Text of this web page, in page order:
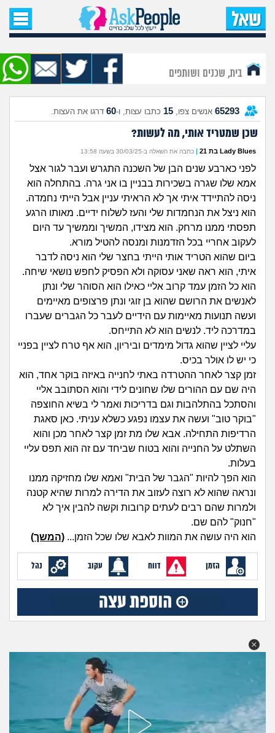
עמוד הבית
שאל שאלה
שאלות חדשות
שאלות שעוררו עניין
עצות חדשות
מה קורה כאן?
מתחם הטיפים
מדורים
זוגיות
היריון ולידה
הורות ומשפחה
מתבגרים
מהבקו"ם... ועד מתי?!
לימודים וסטודנטים
חברים ואנשים
מה שעובר עליי
שומרים על הגוף
פיננסי וכלכלה
בין הסדינים
חיות מחמד
יוקר המחיה
חיפוש שאלות
הרשמה | התחברות
בית, שכנים ושותפים
65293 אנשים צפו, 15 כתבו עצות, ו-60 דרגו את העצות.
שכן שמטריד אותי, מה לעשות?
Lady Blues בת 21 | כתבה את השאלה ב-30/03/25 בשעה 13:58
לפני כארבע שנים הבן של השכנה התגרש ועבר לגור אצל
אמא שלו שגרה בשכירות בבניין בו אני גרה. בהתחלה הוא
ניסה להתיידד איתי אך לא הראיתי עניין אבל הייתי נחמדה.
הוא ניצל את הנחמדות שלי והעז לשלוח ידיים. מאותו הרגע
תפסתי ממנו מרחק. הוא מצידו, המשיך וממשיך עד היום
לעקוב אחריי בכל הזדמנות ומנסה להטיל מורא.
ביום שהוא הטריד אותי הייתי בחצר שלי הוא ניסה לדבר
איתי, הוא ראה שאני עסוקה ולא הפסיק לחפש נושאי שיחה.
הוא כל הזמן עמד קרוב אליי כאילו הוא הסוהר שלי ונתן
לאנשים את הרושם שהוא בן זוגי ונתן פרצופים מאיימים
ועשה תנועות מאיימות עם הידיים לעבר כל הגברים שעברו
במדרכה ליד. לנשים הוא לא התייחס.
עליי לציין שהוא גדול מימדים וביריון, הוא אף טרח לציין בפניי
כי יש לו אולר בכיס.
זמן קצר לאחר ההטרדה באתי לחנייה באיזה בוקר אחד, הוא
היה שם עם ההורים שלו שחונים לידי והוא הסתובב אליי
והסתכל בהתלהבות וגם בדריכות ואמר לי בשיא החוצפה
"בוקר טוב" ועשה את עצמו נפגע כשלא עניתי. כאן סאגת
הרדיפות התחילה. אבא שלו מת זמן קצר לאחר מכן והוא
השתלט על החנייה והוא בטוח שביחד עם זה הוא תפס עליי
בעלות.
הוא הפך להיות "הגבר של הבית" ואמא שלו מחזיקה ממנו
ונראה שהוא לא רוצה לעזוב את הדירה למרות שהיא קטנה
ולמרות שהם רבים לעתים קרובות וקשה להבין איך לא
"חנוק" להם שם.
הוא היה עושה את המוות לאבא שלו שכל הזמן... (המשך)
הזמן דווח עקוב נהל